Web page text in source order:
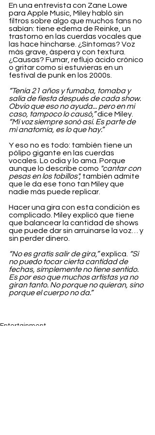
En una entrevista con Zane Lowe
para Apple Music, Miley habló sin
filtros sobre algo que muchos fans no
sabían: tiene edema de Reinke, un
trastorno en las cuerdas vocales que
las hace hincharse. ¿Síntomas? Voz
más grave, áspera y con textura.
¿Causas? Fumar, reflujo ácido crónico
o gritar como si estuvieras en un
festival de punk en los 2000s.
“Tenía 21 años y fumaba, tomaba y
salía de fiesta después de cada show.
Obvio que eso no ayuda... pero en mi
caso, tampoco lo causó,” dice Miley.
“Mi voz siempre sonó así. Es parte de
mi anatomía, es lo que hay.”
Y eso no es todo: también tiene un
pólipo gigante en las cuerdas
vocales. Lo odia y lo ama. Porque
aunque lo describe como "cantar con
pesas en los tobillos", también admite
que le da ese tono tan Miley que
nadie más puede replicar.
Hacer una gira con esta condición es
complicado. Miley explicó que tiene
que balancear la cantidad de shows
que puede dar sin arruinarse la voz… y
sin perder dinero.
“No es gratis salir de gira,” explica. “Si
no puedo tocar cierta cantidad de
fechas, simplemente no tiene sentido.
Es por eso que muchos artistas ya no
giran tanto. No porque no quieran, sino
porque el cuerpo no da.”
Entertainment